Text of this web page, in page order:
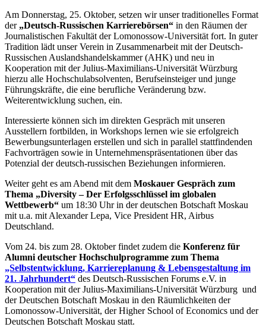
Am Donnerstag, 25. Oktober, setzen wir unser traditionelles Format
der „Deutsch-Russischen Karrierebörsen“ in den Räumen der
Journalistischen Fakultät der Lomonossow-Universität fort. In guter
Tradition lädt unser Verein in Zusammenarbeit mit der Deutsch-
Russischen Auslandshandelskammer (AHK) und neu in
Kooperation mit der Julius-Maximilians-Universität Würzburg
hierzu alle Hochschulabsolventen, Berufseinsteiger und junge
Führungskräfte, die eine berufliche Veränderung bzw.
Weiterentwicklung suchen, ein.
Interessierte können sich im direkten Gespräch mit unseren
Ausstellern fortbilden, in Workshops lernen wie sie erfolgreich
Bewerbungsunterlagen erstellen und sich in parallel stattfindenden
Fachvorträgen sowie in Unternehmenspräsentationen über das
Potenzial der deutsch-russischen Beziehungen informieren.
Weiter geht es am Abend mit dem Moskauer Gespräch zum
Thema „Diversity – Der Erfolgsschlüssel im globalen
Wettbewerb“ um 18:30 Uhr in der deutschen Botschaft Moskau
mit u.a. mit Alexander Lepa, Vice President HR, Airbus
Deutschland.
Vom 24. bis zum 28. Oktober findet zudem die Konferenz für
Alumni deutscher Hochschulprogramme zum Thema
„Selbstentwicklung, Karriereplanung & Lebensgestaltung im
21. Jahrhundert“ des Deutsch-Russischen Forums e.V. in
Kooperation mit der Julius-Maximilians-Universität Würzburg und
der Deutschen Botschaft Moskau in den Räumlichkeiten der
Lomonossow-Universität, der Higher School of Economics und der
Deutschen Botschaft Moskau statt.